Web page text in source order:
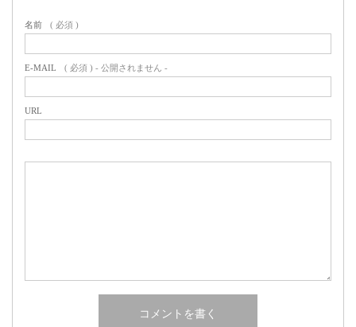
名前 ( 必須 )
E-MAIL ( 必須 ) - 公開されません -
URL